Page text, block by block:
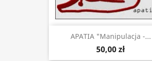
APATIA "Manipulacja -...
50,00 zł